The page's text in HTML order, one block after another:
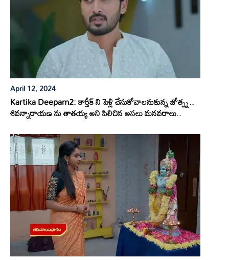
April 12, 2024
Kartika Deepam2: కార్తీక్ ని పెళ్లి చేసుకోవాలనుకున్న జోత్స్న..
శివన్నారాయణ ను తాతయ్య అని పిలిచిన అసలు మనవరాలు..